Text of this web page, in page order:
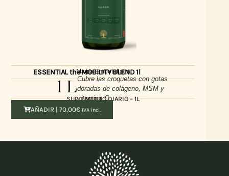
1 LCubre las croquetas con gotas
doradas de colágeno, MSM y
vitamina C
SUPLEMENTO DIARIO – 1L
AÑADIR |70,00€ IVA incl.